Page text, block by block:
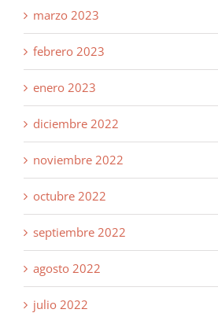
marzo 2023
febrero 2023
enero 2023
diciembre 2022
noviembre 2022
octubre 2022
septiembre 2022
agosto 2022
julio 2022